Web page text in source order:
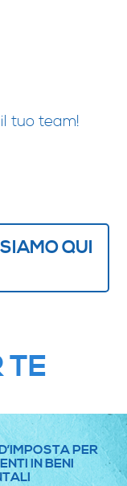
tuo team!
QUI
TE
PER
IN BENI